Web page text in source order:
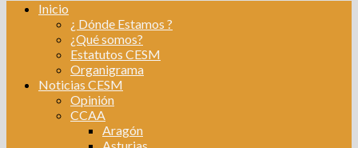
Inicio
¿ Dónde Estamos ?
¿Qué somos?
Estatutos CESM
Organigrama
Noticias CESM
Opinión
CCAA
Aragón